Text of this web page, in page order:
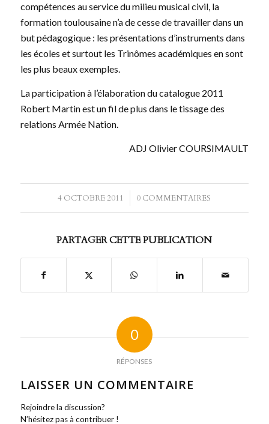
compétences au service du milieu musical civil, la
formation toulousaine n’a de cesse de travailler dans un
but pédagogique : les présentations d’instruments dans
les écoles et surtout les Trinômes académiques en sont
les plus beaux exemples.
La participation à l’élaboration du catalogue 2011
Robert Martin est un fil de plus dans le tissage des
relations Armée Nation.
ADJ Olivier COURSIMAULT
4 OCTOBRE 2011
/ 0 COMMENTAIRES
PARTAGER CETTE PUBLICATION
0
RÉPONSES
LAISSER UN COMMENTAIRE
Rejoindre la discussion?
N’hésitez pas à contribuer !